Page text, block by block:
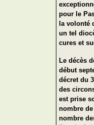
pour le
la volonté
un tel
cures et
Le décès
début
décret du
des
est prise
nombre
nombre